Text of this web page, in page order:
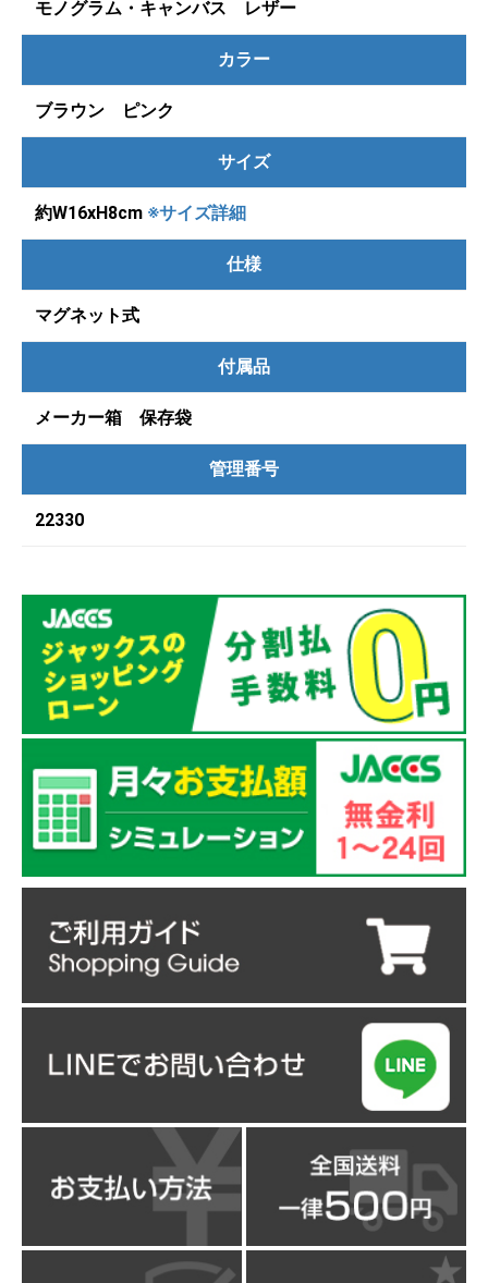
モノグラム・キャンバス レザー
カラー
ブラウン ピンク
サイズ
約W16xH8cm ※サイズ詳細
仕様
マグネット式
付属品
メーカー箱 保存袋
管理番号
22330